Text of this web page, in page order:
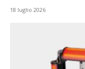
18 luglio 2026